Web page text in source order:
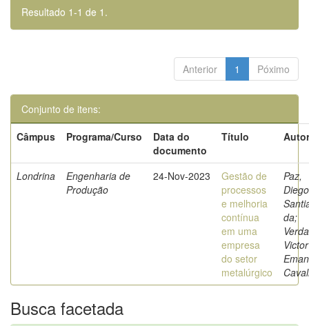
Resultado 1-1 de 1.
Anterior 1 Póximo
Conjunto de itens:
Câmpus
Programa/Curso
Data do
documento
Título
Londrina
Engenharia de
Produção
24-Nov-2023
Gestão de
processos
e melhoria
contínua
em uma
empresa
do setor
metalúrgico
Paz,
Diego
da;
Victor
Busca facetada